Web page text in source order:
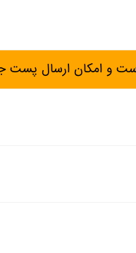
و امکان ارسال پست